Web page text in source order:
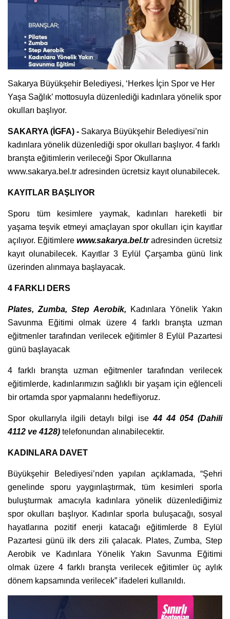
Sakarya Büyükşehir Belediyesi, ‘Herkes İçin Spor ve Her
Yaşa Sağlık’ mottosuyla düzenlediği kadınlara yönelik spor
okulları başlıyor.
SAKARYA (İGFA) - Sakarya Büyükşehir Belediyesi’nin
kadınlara yönelik düzenlediği spor okulları başlıyor. 4 farklı
branşta eğitimlerin verileceği Spor Okullarına
www.sakarya.bel.tr adresinden ücretsiz kayıt olunabilecek.
KAYITLAR BAŞLIYOR
Sporu tüm kesimlere yaymak, kadınları hareketli bir
yaşama teşvik etmeyi amaçlayan spor okulları için kayıtlar
açılıyor. Eğitimlere www.sakarya.bel.tradresinden ücretsiz
kayıt olunabilecek. Kayıtlar 3 Eylül Çarşamba günü link
üzerinden alınmaya başlayacak.
4 FARKLI DERS
Plates, Zumba, Step Aerobik, Kadınlara Yönelik Yakın
Savunma Eğitimi olmak üzere 4 farklı branşta uzman
eğitmenler tarafından verilecek eğitimler 8 Eylül Pazartesi
günü başlayacak
4 farklı branşta uzman eğitmenler tarafından verilecek
eğitimlerde, kadınlarımızın sağlıklı bir yaşam için eğlenceli
bir ortamda spor yapmalarını hedefliyoruz.
Spor okullarıyla ilgili detaylı bilgi ise44 44 054 (Dahili
4112 ve 4128) telefonundan alınabilecektir.
KADINLARA DAVET
Büyükşehir Belediyesi’nden yapılan açıklamada, “Şehri
genelinde sporu yaygınlaştırmak, tüm kesimleri sporla
buluşturmak amacıyla kadınlara yönelik düzenlediğimiz
spor okulları başlıyor. Kadınlar sporla buluşacağı, sosyal
hayatlarına pozitif enerji katacağı eğitimlerde 8 Eylül
Pazartesi günü ilk ders zili çalacak. Plates, Zumba, Step
Aerobik ve Kadınlara Yönelik Yakın Savunma Eğitimi
olmak üzere 4 farklı branşta verilecek eğitimler üç aylık
dönem kapsamında verilecek” ifadeleri kullanıldı.